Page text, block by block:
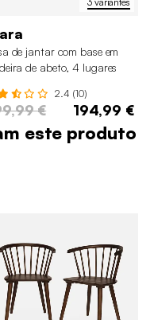
de jantar com base em
de abeto, 4 lugares
2.4 (10)
€ 194,99 €
este produto